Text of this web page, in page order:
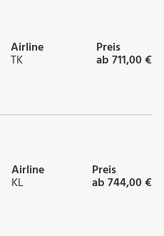
Airline
TK
Preis
ab 711,00 €
Airline
KL
Preis
ab 744,00 €